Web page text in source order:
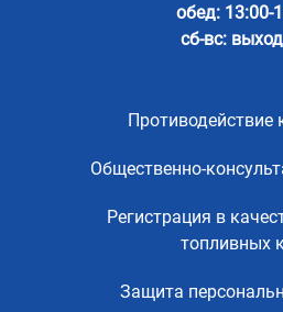
обед: 13:00-
сб-вс:
Противодействие
Общественно-
Регистрация в
топливных
Защита